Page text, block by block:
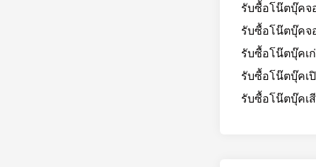
รับซื้อโน๊ตบุ๊คจ
รับซื้อโน๊ตบุ๊คจ
รับซื้อโน๊ตบุ๊คเ
รับซื้อโน๊ตบุ๊คเ
รับซื้อโน๊ตบุ๊คเ